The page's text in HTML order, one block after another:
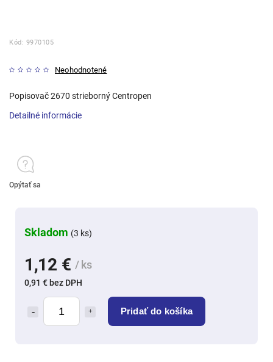
Kód: 9970105
Neohodnotené
1,12 € / ks
0,91 € bez DPH
Pridať do košíka
Skladom (3 ks)
Popisovač 2670 strieborný Centropen
Detailné informácie
Opýtať sa